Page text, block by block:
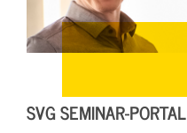
SVG SEMINAR-PORTAL